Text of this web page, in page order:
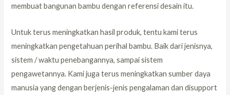
membuat bangunan bambu dengan referensi desain itu.
Untuk terus meningkatkan hasil produk, tentu kami terus
meningkatkan pengetahuan perihal bambu. Baik dari jenisnya,
sistem / waktu penebangannya, sampai sistem
pengawetannya. Kami juga terus meningkatkan sumber daya
manusia yang dengan berjenis-jenis pengalaman dan disupport